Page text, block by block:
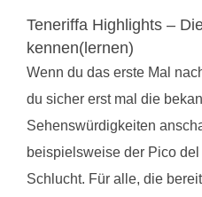
Teneriffa Highlights –
kennen(lernen)
Wenn du das erste Mal
du sicher erst mal die
Sehenswürdigkeiten
beispielsweise der Pico
Schlucht. Für alle, die